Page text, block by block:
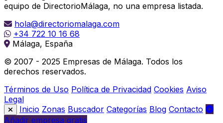
equipo de DirectorioMálaga, no una empresa listada.
hola@directoriomalaga.com
+34 722 10 16 68
Málaga, España
© 2007 - 2025 Empresas de Málaga. Todos los
derechos reservados.
Términos de Uso Política de Privacidad Cookies Aviso
Legal
Inicio Zonas Buscador Categorías Blog Contacto
Añadir empresa gratis